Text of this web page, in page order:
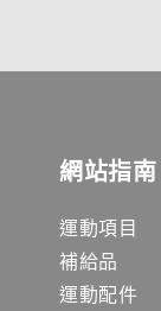
網站指南
運動項目
補給品
運動配件